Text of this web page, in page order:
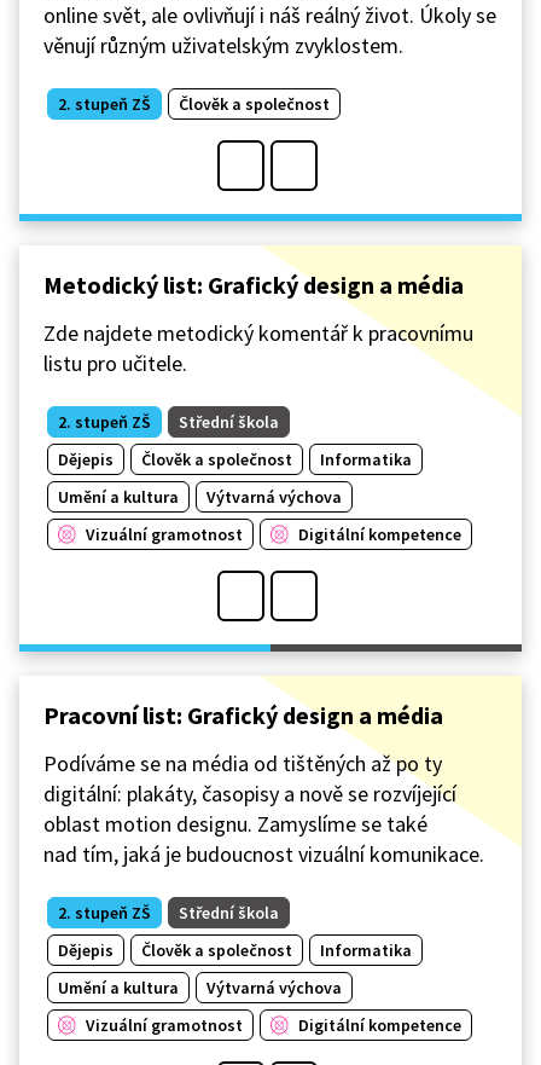
online svět, ale ovlivňují i náš reálný život. Úkoly se
věnují různým uživatelským zvyklostem.
2. stupeň ZŠ Člověk a společnost
Metodický list: Grafický design a média
Zde najdete metodický komentář k pracovnímu
listu pro učitele.
2. stupeň ZŠ
Střední škola
Dějepis
Člověk a společnost
Informatika
Umění a kultura
Výtvarná výchova
Vizuální gramotnost
Digitální kompetence
Pracovní list: Grafický design a média
Podíváme se na média od tištěných až po ty
digitální: plakáty, časopisy a nově se rozvíjející
oblast motion designu. Zamyslíme se také
nad tím, jaká je budoucnost vizuální komunikace.
2. stupeň ZŠ
Střední škola
Dějepis
Člověk a společnost
Informatika
Umění a kultura
Výtvarná výchova
Vizuální gramotnost
Digitální kompetence